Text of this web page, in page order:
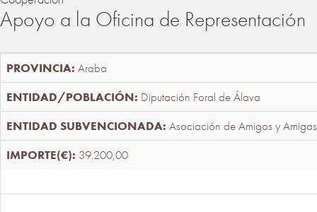
Apoyo a la Oficina de Representación
Araba
Diputación Foral de Álava
Asociación de Amigos y
39.200,00